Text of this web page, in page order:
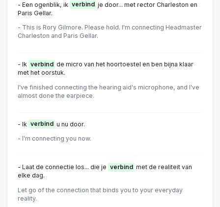
- Een ogenblik, ik verbind je door... met rector Charleston en
Paris Gellar.
- This is Rory Gilmore. Please hold. I'm connecting Headmaster
Charleston and Paris Gellar.
- Ik verbind de micro van het hoortoestel en ben bijna klaar
met het oorstuk.
I've finished connecting the hearing aid's microphone, and I've
almost done the earpiece.
- Ik verbind u nu door.
- I'm connecting you now.
- Laat de connectie los... die je verbind met de realiteit van
elke dag.
Let go of the connection that binds you to your everyday
reality.